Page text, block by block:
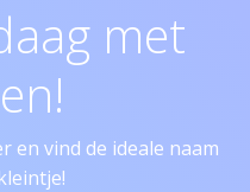
met
en vind de ideale naam